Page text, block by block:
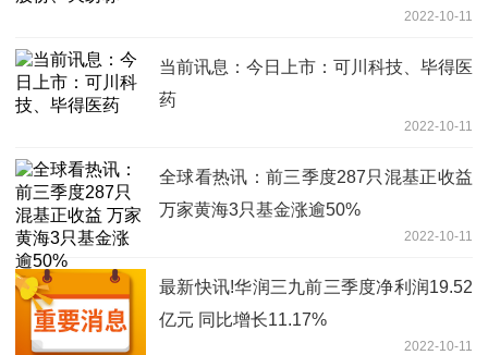
2022-10-11
当前讯息：今日上市：可川科技、毕得医
药
2022-10-11
全球看热讯：前三季度287只混基正收益
万家黄海3只基金涨逾50%
2022-10-11
最新快讯!华润三九前三季度净利润19.52
亿元 同比增长11.17%
2022-10-11